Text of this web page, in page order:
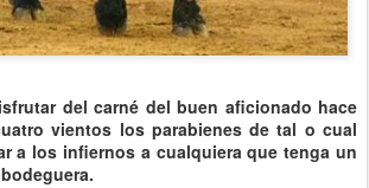
del carné del buen aficionado hace
vientos los parabienes de tal o cual
a los infiernos a cualquiera que tenga un